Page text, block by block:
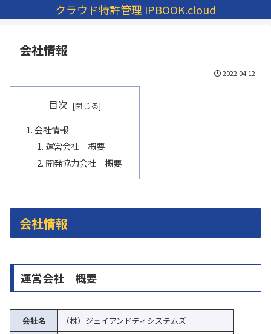
クラウド特許管理 IPBOOK.cloud
会社情報
2022.04.12
目次
会社情報
運営会社 概要
開発協力会社 概要
会社情報
運営会社 概要
会社名
（株）ジェイアンドティシステムズ